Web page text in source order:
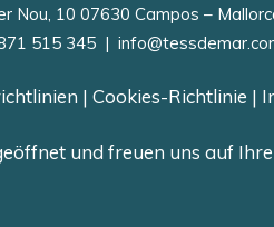
Nou, 10 07630 Campos –
515 345 |
| Cookies-Richtlinie |
und freuen uns auf